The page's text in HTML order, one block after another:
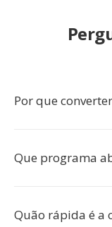
Por que
Que programa
Quão rápida é a